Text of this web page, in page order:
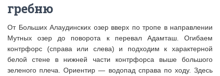
гребню
От Больших Алаудинских озер вверх по тропе в направлении
Мутных озер до поворота к перевал Адамташ. Огибаем
контрфорс (справа или слева) и подходим к характерной
белой стене в нижней части контрфорса выше большого
зеленого плеча. Ориентир — водопад справа по ходу. Здесь